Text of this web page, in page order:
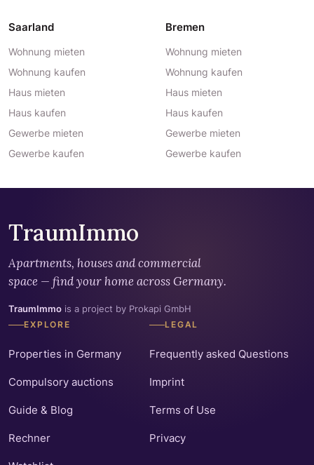
Saarland
Wohnung mieten
Wohnung kaufen
Haus mieten
Haus kaufen
Gewerbe mieten
Gewerbe kaufen
Bremen
Wohnung mieten
Wohnung kaufen
Haus mieten
Haus kaufen
Gewerbe mieten
Gewerbe kaufen
TraumImmo
Apartments, houses and commercial
space — find your home across Germany.
TraumImmo is a project by Prokapi GmbH
EXPLORE
Properties in Germany
Compulsory auctions
Guide & Blog
Rechner
LEGAL
Frequently asked Questions
Imprint
Terms of Use
Privacy